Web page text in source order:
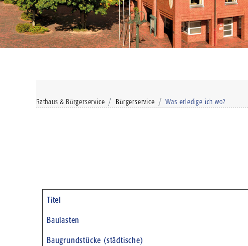
Rathaus & Bürgerservice Bürgerservice Was erledige ich wo?
Beiträge
Titel
Baulasten
Baugrundstücke (städtische)